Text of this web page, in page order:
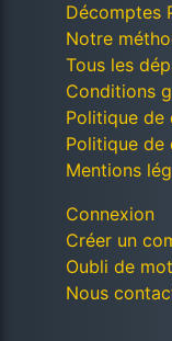
Décomptes
Notre
Tous les
Conditions
Politique
Politique de
Mentions
Connexion
Créer un
Oubli de
Nous